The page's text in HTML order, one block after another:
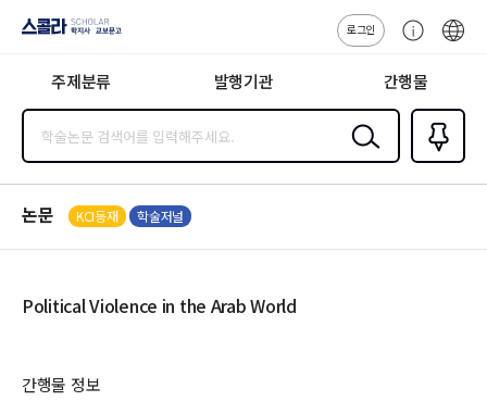
지사·교보문고
로그인
센
주제분류 발행기관 간행물
검색
즐겨찾
기0
논문 KCI등재 학술저널
Political Violence in the Arab World
간행물 정보